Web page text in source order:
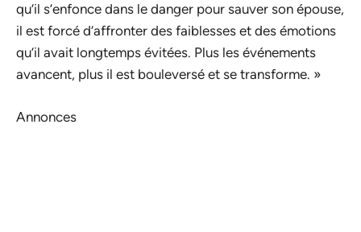
qu’il s’enfonce dans le danger pour sauver son épouse,
il est forcé d’affronter des faiblesses et des émotions
qu’il avait longtemps évitées. Plus les événements
avancent, plus il est bouleversé et se transforme. »
Annonces